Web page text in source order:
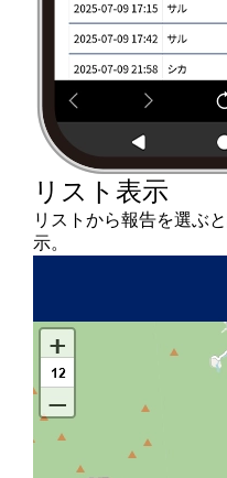
リスト表示
リストから報告を選ぶ
示。